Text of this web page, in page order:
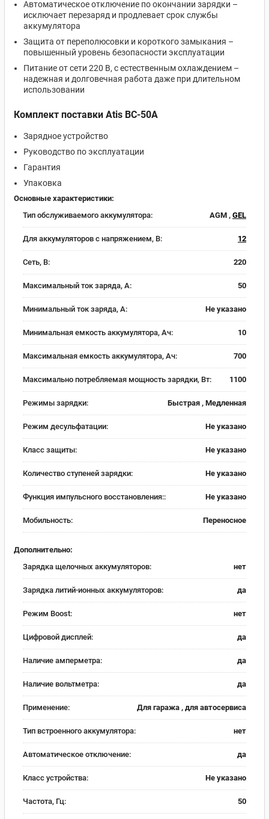
Автоматическое отключение по окончании зарядки –
исключает перезаряд и продлевает срок службы
аккумулятора
Защита от переполюсовки и короткого замыкания –
повышенный уровень безопасности эксплуатации
Питание от сети 220 В, с естественным охлаждением –
надежная и долговечная работа даже при длительном
использовании
Комплект поставки Atis BC-50A
Зарядное устройство
Руководство по эксплуатации
Гарантия
Упаковка
Основные характеристики:
Тип обслуживаемого аккумулятора:
AGM , GEL
Для аккумуляторов с напряжением, В: 12
Сеть, В: 220
Максимальный ток заряда, А: 50
Минимальный ток заряда, А: Не указано
Минимальная емкость аккумулятора, Ач: 10
Максимальная емкость аккумулятора, Ач: 700
Максимально потребляемая мощность зарядки, Вт: 1100
Режимы зарядки: Быстрая , Медленная
Режим десульфатации: Не указано
Класс защиты: Не указано
Количество ступеней зарядки: Не указано
Функция импульсного восстановления:: Не указано
Мобильность: Переносное
Дополнительно:
Зарядка щелочных аккумуляторов:
нет
Зарядка литий-ионных аккумуляторов: да
Режим Boost: нет
Цифровой дисплей: да
Наличие амперметра: да
Наличие вольтметра: да
Применение: Для гаража , для автосервиса
Тип встроенного аккумулятора: нет
Автоматическое отключение: да
Класс устройства: Не указано
Частота, Гц: 50